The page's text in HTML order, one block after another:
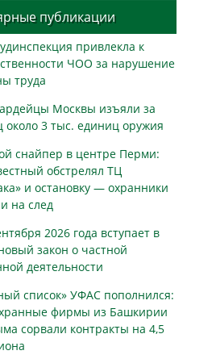
публикации
привлекла к
ЧОО за нарушение
труда
Москвы изъяли за
около 3 тыс. единиц оружия
снайпер в центре Перми:
обстрелял ТЦ
и остановку — охранники
на след
2026 года вступает в
закон о частной
деятельности
список» УФАС пополнился:
фирмы из Башкирии
сорвали контракты на 4,5